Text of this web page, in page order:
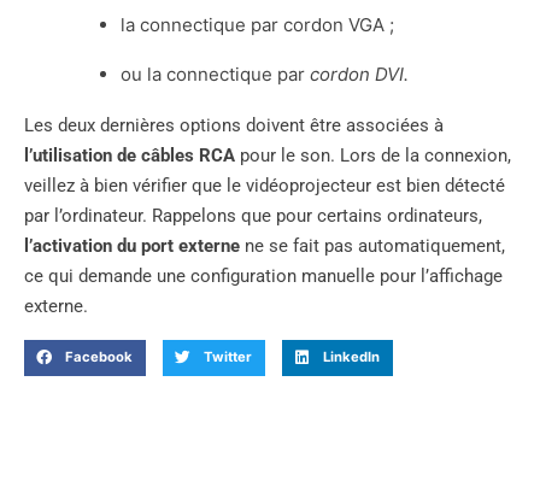
la connectique par cordon VGA ;
ou la connectique par cordon DVI.
Les deux dernières options doivent être associées à
l’utilisation de câbles RCA pour le son. Lors de la connexion,
veillez à bien vérifier que le vidéoprojecteur est bien détecté
par l’ordinateur. Rappelons que pour certains ordinateurs,
l’activation du port externe ne se fait pas automatiquement,
ce qui demande une configuration manuelle pour l’affichage
externe.
Facebook Twitter LinkedIn